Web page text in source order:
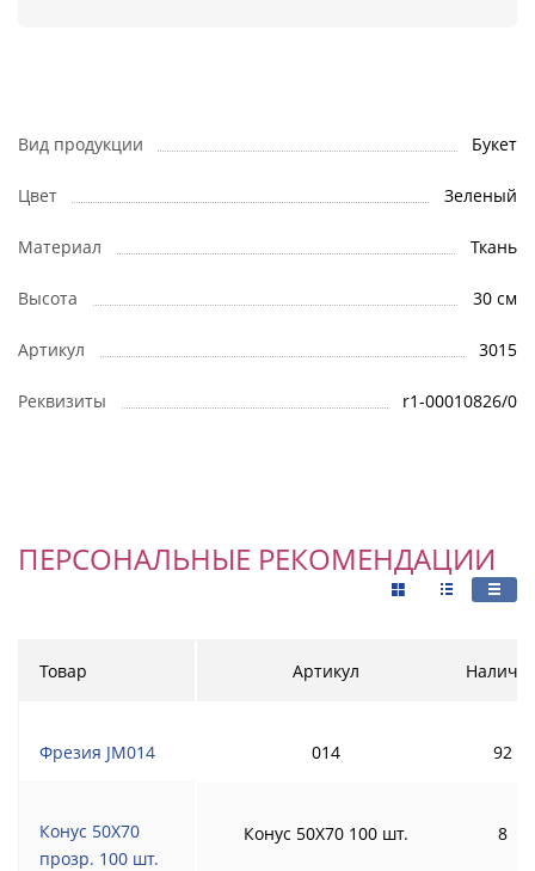
Вид продукции Букет
Цвет Зеленый
Материал Ткань
Высота 30 см
Артикул 3015
Реквизиты r1-00010826/0
ПЕРСОНАЛЬНЫЕ РЕКОМЕНДАЦИИ
Товар
Фрезия JM014
Конус 50Х70
прозр. 100 шт.
Артикул
014 92
Конус 50Х70 100 шт. 8